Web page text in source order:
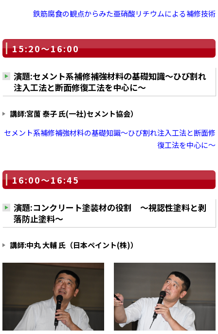
鉄筋腐食の観点からみた亜硝酸リチウムによる補修技術
15:20～16:00
演題:セメント系補修補強材料の基礎知識～ひび割れ
注入工法と断面修復工法を中心に～
講師:宮薗 泰子 氏(一社)セメント協会）
セメント系補修補強材料の基礎知識～ひび割れ注入工法と断面修
復工法を中心に～
16:00～16:45
演題:コンクリート塗装材の役割 ～視認性塗料と剥
落防止塗料～
講師:中丸 大輔 氏（日本ペイント(株)）